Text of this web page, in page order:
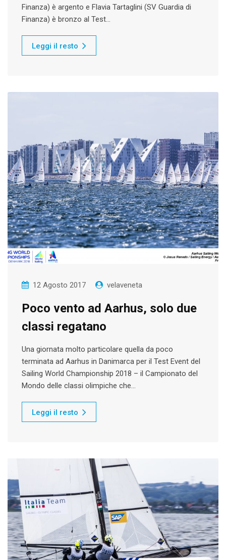
Finanza) è argento e Flavia Tartaglini (SV Guardia di
Finanza) è bronzo al Test…
Leggi il resto
12 Agosto 2017 velaveneta
Poco vento ad Aarhus, solo due
classi regatano
Una giornata molto particolare quella da poco
terminata ad Aarhus in Danimarca per il Test Event del
Sailing World Championship 2018 – il Campionato del
Mondo delle classi olimpiche che…
Leggi il resto